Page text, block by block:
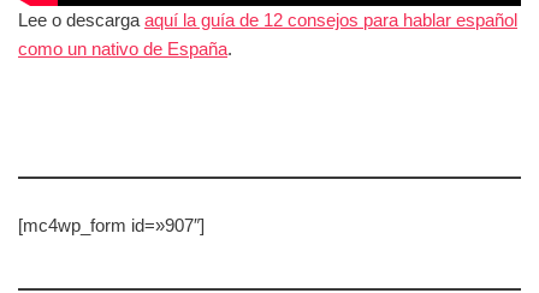
Lee o descarga aquí la guía de 12 consejos para hablar español
como un nativo de España.
[mc4wp_form id=»907″]